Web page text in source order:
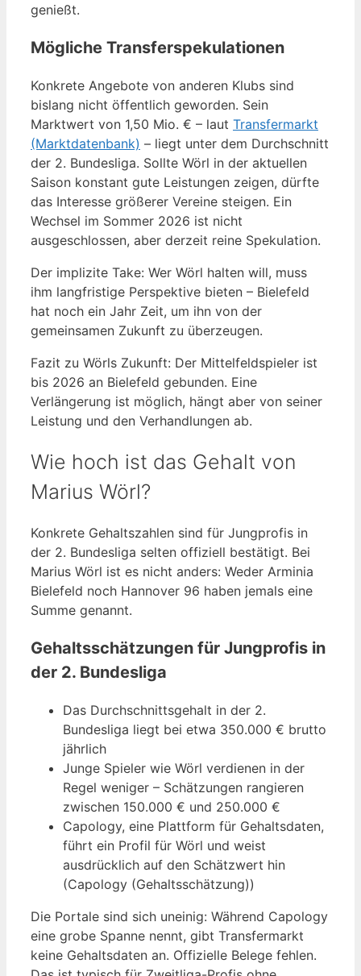
genießt.
Mögliche Transferspekulationen
Konkrete Angebote von anderen Klubs sind
bislang nicht öffentlich geworden. Sein
Marktwert von 1,50 Mio. € – laut Transfermarkt
(Marktdatenbank) – liegt unter dem Durchschnitt
der 2. Bundesliga. Sollte Wörl in der aktuellen
Saison konstant gute Leistungen zeigen, dürfte
das Interesse größerer Vereine steigen. Ein
Wechsel im Sommer 2026 ist nicht
ausgeschlossen, aber derzeit reine Spekulation.
Der implizite Take: Wer Wörl halten will, muss
ihm langfristige Perspektive bieten – Bielefeld
hat noch ein Jahr Zeit, um ihn von der
gemeinsamen Zukunft zu überzeugen.
Fazit zu Wörls Zukunft: Der Mittelfeldspieler ist
bis 2026 an Bielefeld gebunden. Eine
Verlängerung ist möglich, hängt aber von seiner
Leistung und den Verhandlungen ab.
Wie hoch ist das Gehalt von
Marius Wörl?
Konkrete Gehaltszahlen sind für Jungprofis in
der 2. Bundesliga selten offiziell bestätigt. Bei
Marius Wörl ist es nicht anders: Weder Arminia
Bielefeld noch Hannover 96 haben jemals eine
Summe genannt.
Gehaltsschätzungen für Jungprofis in
der 2. Bundesliga
Das Durchschnittsgehalt in der 2.
Bundesliga liegt bei etwa 350.000 € brutto
jährlich
Junge Spieler wie Wörl verdienen in der
Regel weniger – Schätzungen rangieren
zwischen 150.000 € und 250.000 €
Capology, eine Plattform für Gehaltsdaten,
führt ein Profil für Wörl und weist
ausdrücklich auf den Schätzwert hin
(Capology (Gehaltsschätzung))
Die Portale sind sich uneinig: Während Capology
eine grobe Spanne nennt, gibt Transfermarkt
keine Gehaltsdaten an. Offizielle Belege fehlen.